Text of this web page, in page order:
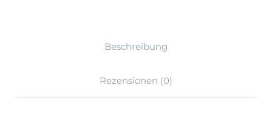
Beschreibung
Rezensionen (0)